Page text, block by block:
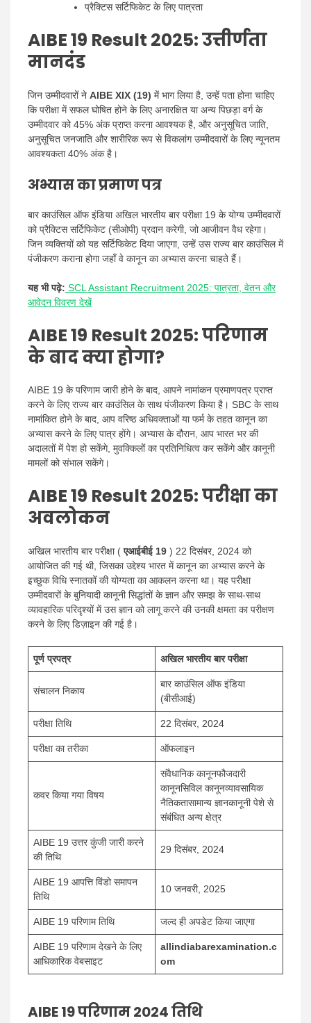
प्रैक्टिस सर्टिफिकेट के लिए पात्रता
AIBE 19 Result 2025:उत्तीर्णता
मानदंड
जिन उम्मीदवारों ने AIBE XIX (19) में भाग लिया है, उन्हें पता होना चाहिए
कि परीक्षा में सफल घोषित होने के लिए अनारक्षित या अन्य पिछड़ा वर्ग के
उम्मीदवार को 45% अंक प्राप्त करना आवश्यक है, और अनुसूचित जाति,
अनुसूचित जनजाति और शारीरिक रूप से विकलांग उम्मीदवारों के लिए न्यूनतम
आवश्यकता 40% अंक है।
अभ्यास का प्रमाण पत्र
बार काउंसिल ऑफ इंडिया अखिल भारतीय बार परीक्षा 19 के योग्य उम्मीदवारों
को प्रैक्टिस सर्टिफिकेट (सीओपी) प्रदान करेगी, जो आजीवन वैध रहेगा।
जिन व्यक्तियों को यह सर्टिफिकेट दिया जाएगा, उन्हें उस राज्य बार काउंसिल में
पंजीकरण कराना होगा जहाँ वे कानून का अभ्यास करना चाहते हैं।
यह भी पढ़े: SCL Assistant Recruitment 2025: पात्रता, वेतन और
आवेदन विवरण देखें
AIBE 19 Result 2025:परिणाम
के बाद क्या होगा?
AIBE 19 के परिणाम जारी होने के बाद, आपने नामांकन प्रमाणपत्र प्राप्त
करने के लिए राज्य बार काउंसिल के साथ पंजीकरण किया है। SBC के साथ
नामांकित होने के बाद, आप वरिष्ठ अधिवक्ताओं या फर्म के तहत कानून का
अभ्यास करने के लिए पात्र होंगे। अभ्यास के दौरान, आप भारत भर की
अदालतों में पेश हो सकेंगे, मुवक्किलों का प्रतिनिधित्व कर सकेंगे और कानूनी
मामलों को संभाल सकेंगे।
AIBE 19 Result 2025:परीक्षा का
अवलोकन
अखिल भारतीय बार परीक्षा (एआईबीई 19 ) 22 दिसंबर, 2024 को
आयोजित की गई थी, जिसका उद्देश्य भारत में कानून का अभ्यास करने के
इच्छुक विधि स्नातकों की योग्यता का आकलन करना था। यह परीक्षा
उम्मीदवारों के बुनियादी कानूनी सिद्धांतों के ज्ञान और समझ के साथ-साथ
व्यावहारिक परिदृश्यों में उस ज्ञान को लागू करने की उनकी क्षमता का परीक्षण
करने के लिए डिज़ाइन की गई है।
पूर्ण प्रपत्र अखिल भारतीय बार परीक्षा
संचालन निकाय
बार काउंसिल ऑफ इंडिया
(बीसीआई)
परीक्षा तिथि 22 दिसंबर, 2024
परीक्षा का तरीका ऑफलाइन
कवर किया गया विषय
संवैधानिक कानूनफौजदारी
कानूनसिविल कानूनव्यावसायिक
नैतिकतासामान्य ज्ञानकानूनी पेशे से
संबंधित अन्य क्षेत्र
AIBE 19 उत्तर कुंजी जारी करने
की तिथि
29 दिसंबर, 2024
AIBE 19 आपत्ति विंडो समापन
तिथि
10 जनवरी, 2025
AIBE 19 परिणाम तिथि जल्द ही अपडेट किया जाएगा
AIBE 19 परिणाम देखने के लिए
आधिकारिक वेबसाइट
allindiabarexamination.c
om
AIBE 19 परिणाम 2024 तिथि